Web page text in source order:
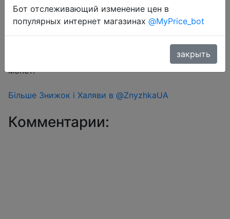
Перейти в магазин
Знижка монетками 2 Coins у додатку через розділ
монет.
Більше Знижок і Халяви в @ZnyzhkaUA
Комментарии:
Бот отслеживающий изменение цен в
популярных интернет магазинах @MyPrice_bot
закрыть